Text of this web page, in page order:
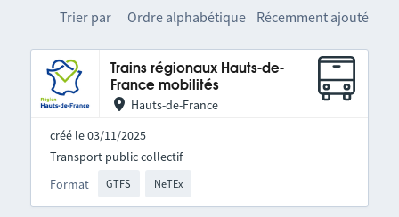
Trier par Ordre alphabétique Récemment ajouté
Trains régionaux Hauts-de-
France mobilités
Hauts-de-France
créé le 03/11/2025
Format GTFS NeTEx
Transport public collectif